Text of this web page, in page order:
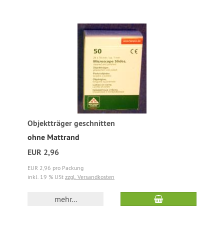
Objektträger geschnitten
ohne Mattrand
EUR 2,96
EUR 2,96 pro Packung
inkl. 19 % USt zzgl. Versandkosten
mehr...